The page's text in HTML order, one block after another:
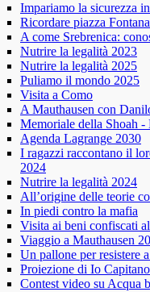
Impariamo la sicurezza
Ricordare piazza
A come Srebrenica:
Nutrire la legalità 2023
Nutrire la legalità 2025
Puliamo il mondo 2025
Visita a Como
A Mauthausen con
Memoriale della Shoah -
Agenda Lagrange 2030
I ragazzi raccontano il
2024
Nutrire la legalità 2024
All’origine delle teorie
In piedi contro la mafia
Visita ai beni confiscati
Viaggio a Mauthausen
Un pallone per resistere
Proiezione di Io
Contest video su Acqua